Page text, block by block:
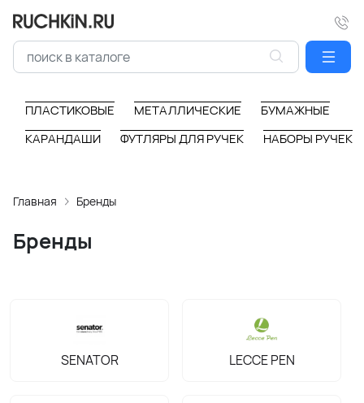
ПЛАСТИКОВЫЕ МЕТАЛЛИЧЕСКИЕ
БУМАЖНЫЕ
КАРАНДАШИ
ФУТЛЯРЫ ДЛЯ РУЧЕК НАБОРЫ РУЧЕК
Главная Бренды
Бренды
SENATOR LECCE PEN